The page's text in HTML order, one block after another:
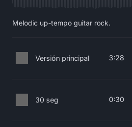
Melodic up-tempo guitar rock.
Versión principal 3:28
30 seg 0:30